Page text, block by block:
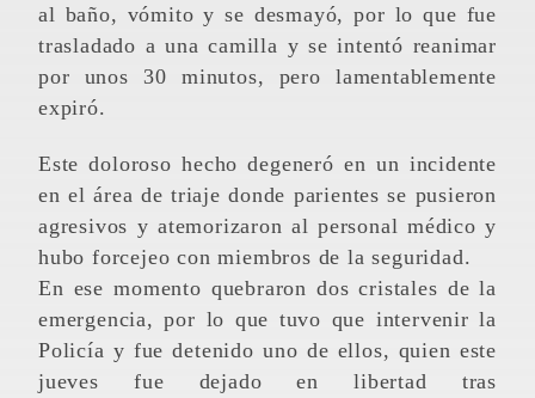
al baño, vómito y se desmayó, por lo que fue
trasladado a una camilla y se intentó reanimar
por unos 30 minutos, pero lamentablemente
expiró.
Este doloroso hecho degeneró en un incidente
en el área de triaje donde parientes se pusieron
agresivos y atemorizaron al personal médico y
hubo forcejeo con miembros de la seguridad.
En ese momento quebraron dos cristales de la
emergencia, por lo que tuvo que intervenir la
Policía y fue detenido uno de ellos, quien este
jueves fue dejado en libertad tras